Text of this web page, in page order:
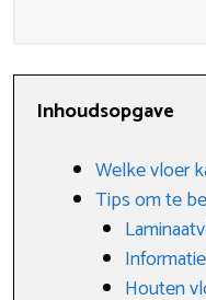
Inhoudsopgave
Welke vloer
Tips om te
Houten